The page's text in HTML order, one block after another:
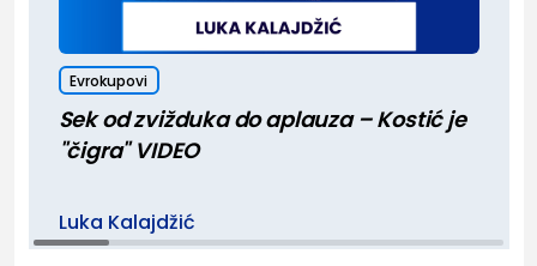
Evrokupovi
Sek od zvižduka do aplauza – Kostić je
"čigra" VIDEO
Luka Kalajdžić